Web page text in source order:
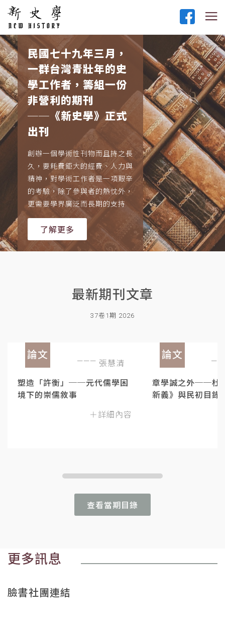
民國七十九年三月，
一群台灣青壯年的史
學工作者，籌組一份
非營利的期刊
──《新史學》正式
出刊
創辦一個學術性刊物而且持之長
久，要耗費鉅大的經費、人力與
精神，對學術工作者是一項艱辛
的考驗，除了參與者的熱忱外，
更需要學界廣泛而長期的支持
了解更多
最新期刊文章
37卷1期 2026
論文
張慧清
塑造「許衡」──元代儒學困
境下的崇儒敘事
＋詳細內容
論文
章學誠之外──杜
新義》與民初目錄
查看當期目錄
更多訊息
臉書社團連結